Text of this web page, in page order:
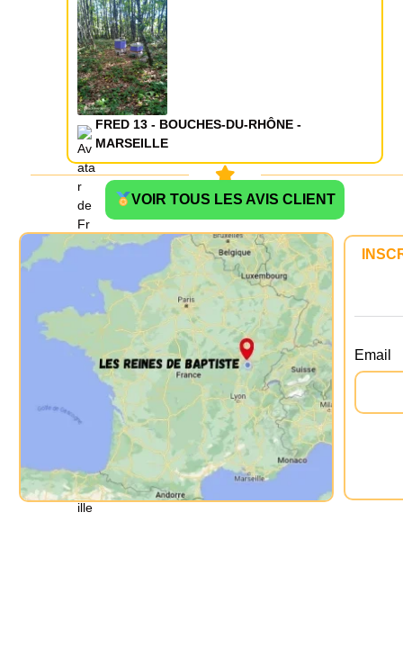
FRED 13 - BOUCHES-DU-RHÔNE -
MARSEILLE
VOIR TOUS LES AVIS CLIENT
Email